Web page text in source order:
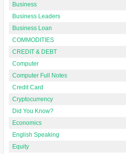
Business
Business Leaders
Business Loan
COMMODITIES
CREDIT & DEBT
Computer
Computer Full Notes
Credit Card
Cryptocurrency
Did You Know?
Economics
English Speaking
Equity